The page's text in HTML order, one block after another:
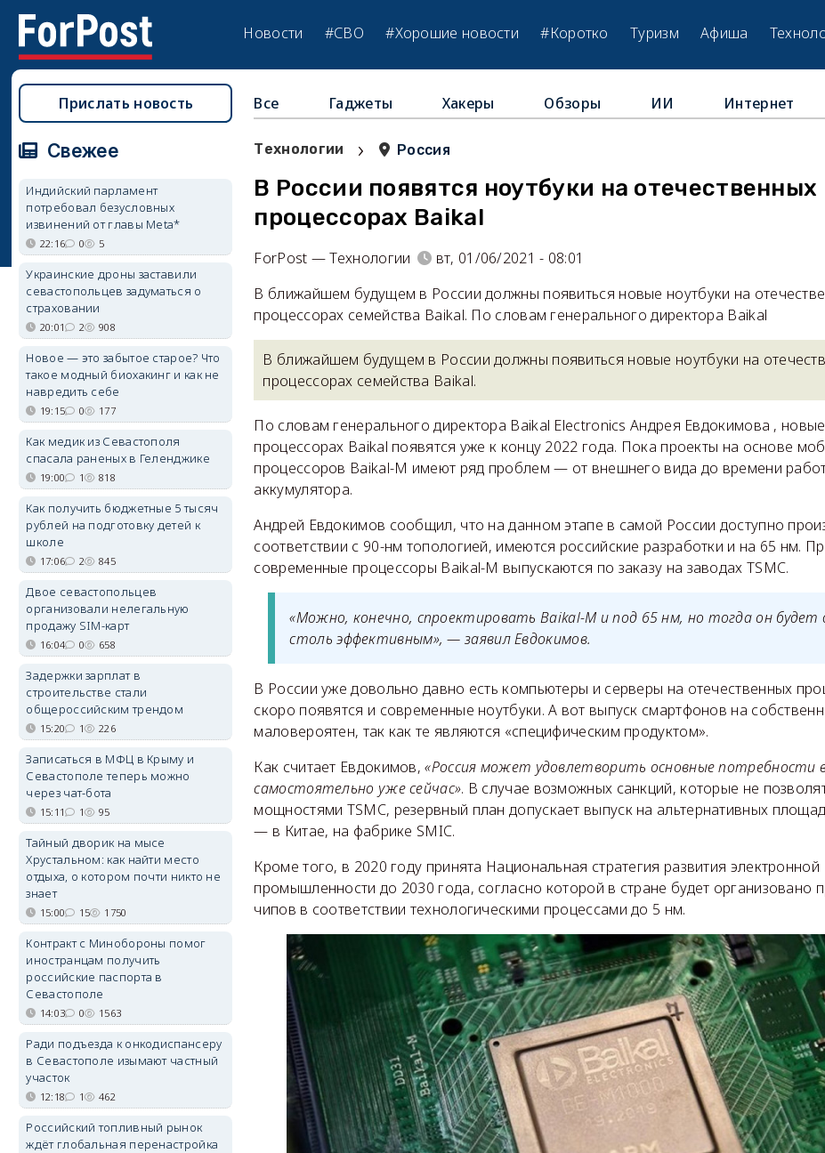
Новости #СВО #Хорошие новости #Коротко Туризм Афиша
Все Гаджеты Хакеры Обзоры ИИ Интернет
Технологии › Россия
В России появятся ноутбуки на отечественных
процессорах Baikal
ForPost — Технологии
вт, 01/06/2021 - 08:01
В ближайшем будущем в России должны появиться новые ноутбуки на
процессорах семейства Baikal. По словам генерального директора Baikal
В ближайшем будущем в России должны появиться новые ноутбуки на
процессорах семейства Baikal.
По словам генерального директора Baikal Electronics Андрея Евдокимова ,
процессорах Baikal появятся уже к концу 2022 года. Пока проекты на основе
процессоров Baikal-M имеют ряд проблем — от внешнего вида до времени
аккумулятора.
Андрей Евдокимов сообщил, что на данном этапе в самой России доступно
соответствии с 90-нм топологией, имеются российские разработки и на 65 нм.
современные процессоры Baikal-M выпускаются по заказу на заводах TSMC.
«Можно, конечно, спроектировать Baikal-M и под 65 нм, но тогда он будет
столь эффективным», — заявил Евдокимов.
В России уже довольно давно есть компьютеры и серверы на отечественных
скоро появятся и современные ноутбуки. А вот выпуск смартфонов на
маловероятен, так как те являются «специфическим продуктом».
Как считает Евдокимов,«Россия может удовлетворить основные потребности
самостоятельно уже сейчас». В случае возможных санкций, которые не
мощностями TSMC, резервный план допускает выпуск на альтернативных
— в Китае, на фабрике SMIC.
Кроме того, в 2020 году принята Национальная стратегия развития электронной
промышленности до 2030 года, согласно которой в стране будет организовано
чипов в соответствии технологическими процессами до 5 нм.
Прислать новость
Свежее
Индийский парламент
потребовал безусловных
извинений от главы Meta*
22:16 0 5
Украинские дроны заставили
севастопольцев задуматься о
страховании
20:01 2 908
Новое — это забытое старое? Что
такое модный биохакинг и как не
навредить себе
19:15 0 177
Как медик из Севастополя
спасала раненых в Геленджике
19:00 1 818
Как получить бюджетные 5 тысяч
рублей на подготовку детей к
школе
17:06 2 845
Двое севастопольцев
организовали нелегальную
продажу SIM-карт
16:04 0 658
Задержки зарплат в
строительстве стали
общероссийским трендом
15:20 1 226
Записаться в МФЦ в Крыму и
Севастополе теперь можно
через чат-бота
15:11 1 95
Тайный дворик на мысе
Хрустальном: как найти место
отдыха, о котором почти никто не
знает
15:00 15 1750
Контракт с Минобороны помог
иностранцам получить
российские паспорта в
Севастополе
14:03 0 1563
Ради подъезда к онкодиспансеру
в Севастополе изымают частный
участок
12:18 1 462
Российский топливный рынок
ждёт глобальная перенастройка